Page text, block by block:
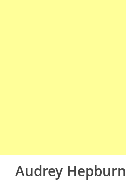
Audrey Hepburn